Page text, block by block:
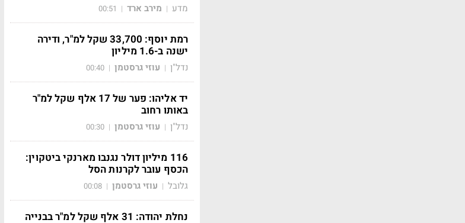
מדע | מירב ארד |
00:51
רמת יוסף: 33,700 שקל למ"ר, ודירה
ישנה ב-1.6 מיליון
נדל"ן | עוזי גרסטמן |
00:40
יד אליהו: פער של 17 אלף שקל למ"ר
באותו רחוב
נדל"ן | עוזי גרסטמן |
00:30
116 מיליון דולר נגנבו מארנקי ביטקוין:
הכסף עובר לקרנות הסל
גלובל | עוזי גרסטמן |
00:08
נחלת יהודה: 31 אלף שקל למ"ר בבנייה